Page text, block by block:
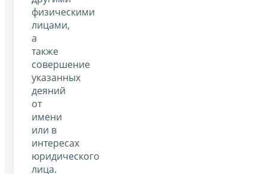
физическими
лицами,
а
также
совершение
указанных
деяний
от
имени
или в
интересах
юридического
лица.